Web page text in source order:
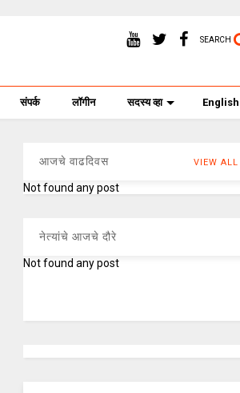
SEARCH
संपर्क लॉगीन सदस्य व्हा English
आजचे वाढदिवस VIEW ALL
Not found any post
नेत्यांचे आजचे दौरे
Not found any post